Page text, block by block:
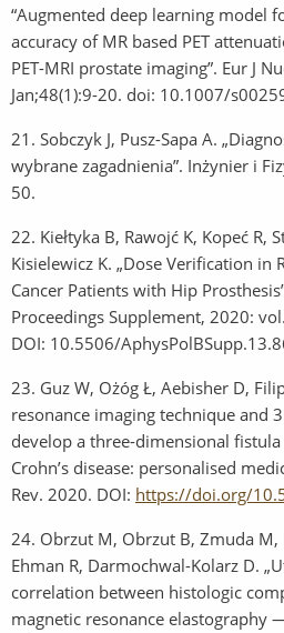
“Augmented deep learning model
accuracy of MR based PET
PET-MRI prostate imaging”. Eur J
Jan;48(1):9-20. doi: 10.1007/
21. Sobczyk J, Pusz-Sapa A.
wybrane zagadnienia”. Inżynier i
50.
22. Kiełtyka B, Rawojć K, Kopeć R,
Kisielewicz K. „Dose Verification in
Cancer Patients with Hip
Proceedings Supplement, 2020:
DOI: 10.5506/
23. Guz W, Ożóg Ł, Aebisher D,
resonance imaging technique and
develop a three-dimensional
Crohn’s disease: personalised
Rev. 2020. DOI: https://doi.org/
24. Obrzut M, Obrzut B, Zmuda M,
Ehman R, Darmochwal-Kolarz D.
correlation between histologic
magnetic resonance elastography